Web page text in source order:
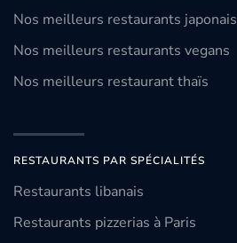
Nos meilleurs restaurants japonais
Nos meilleurs restaurants vegans
Nos meilleurs restaurant thaïs
RESTAURANTS PAR SPÉCIALITÉS
Restaurants libanais
Restaurants pizzerias à Paris